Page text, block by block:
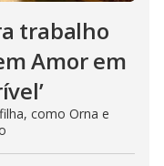
trabalho
Amor em
como Orna e